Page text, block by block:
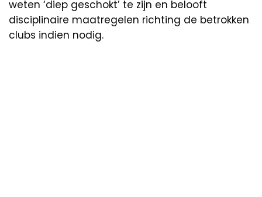
weten ‘diep geschokt’ te zijn en belooft
disciplinaire maatregelen richting de betrokken
clubs indien nodig.